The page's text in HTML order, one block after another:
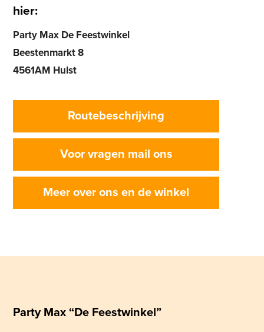
hier:
Party Max De Feestwinkel
Beestenmarkt 8
4561AM Hulst
Routebeschrijving
Voor vragen mail ons
Meer over ons en de winkel
Party Max “De Feestwinkel”